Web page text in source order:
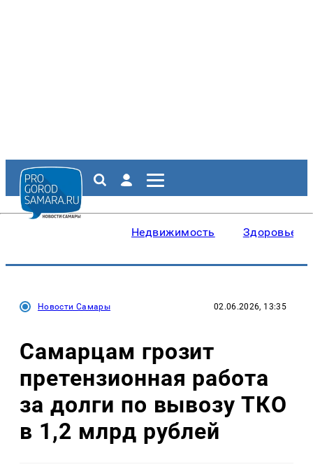
Недвижимость Здоровье
Новости Самары 02.06.2026, 13:35
Самарцам грозит
претензионная работа
за долги по вывозу ТКО
в 1,2 млрд рублей